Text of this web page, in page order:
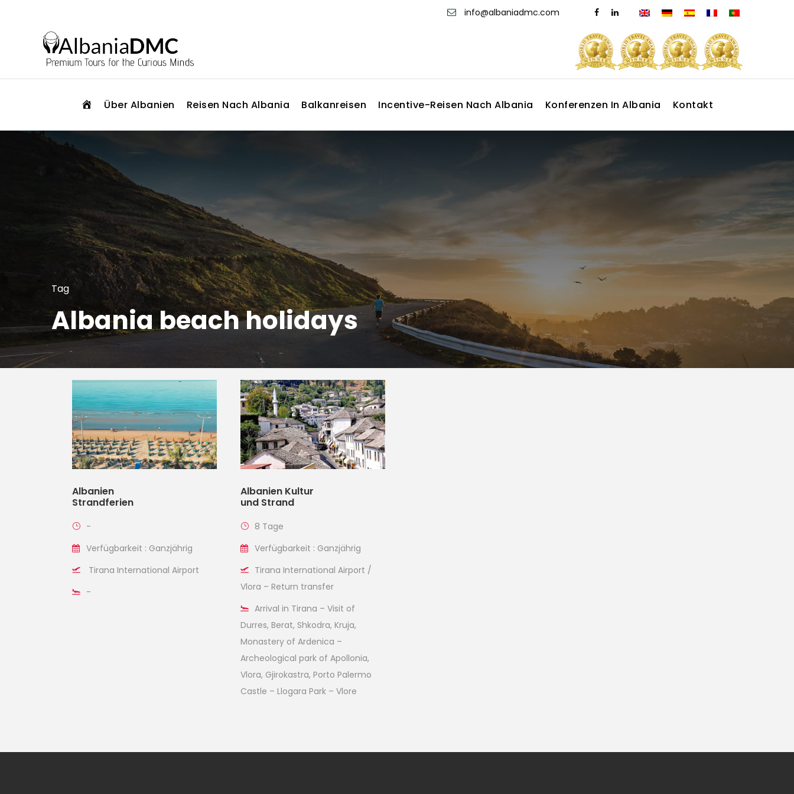
info@albaniadmc.com
R
T
I
T
E
Über Albanien Reisen Nach Albania Balkanreisen Incentive-Reisen Nach Albania Konferenzen In Albania Kontakt
Tag
Albania beach holidays
Albanien
Strandferien
-
Verfügbarkeit : Ganzjährig
Tirana International Airport
-
Albanien Kultur
und Strand
8 Tage
Verfügbarkeit : Ganzjährig
Tirana International Airport /
Vlora – Return transfer
Arrival in Tirana – Visit of
Durres, Berat, Shkodra, Kruja,
Monastery of Ardenica –
Archeological park of Apollonia,
Vlora, Gjirokastra, Porto Palermo
Castle – Llogara Park – Vlore